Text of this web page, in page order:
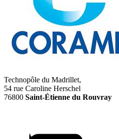
Technopôle du Madrillet,
54 rue Caroline Herschel
76800 Saint-Étienne du Rouvray